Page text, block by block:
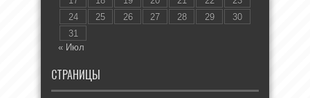
24
25 26 27 28 29
30
31
« Июл
СТРАНИЦЫ